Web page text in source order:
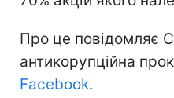
Про це повідомляє
антикорупційна
Facebook.